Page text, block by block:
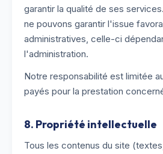
garantir la qualité de ses
ne pouvons garantir l'issue
administratives, celle-ci
l'administration.
Notre responsabilité est limitée
payés pour la prestation
8. Propriété intellectuelle
Tous les contenus du site